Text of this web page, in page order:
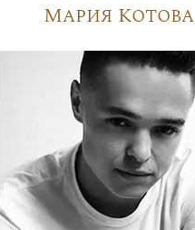
Мария Котова